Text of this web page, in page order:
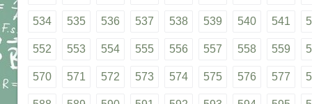
534 535 536 537 538 539 540 541
552 553 554 555 556 557 558 559
570 571 572 573 574 575 576 577